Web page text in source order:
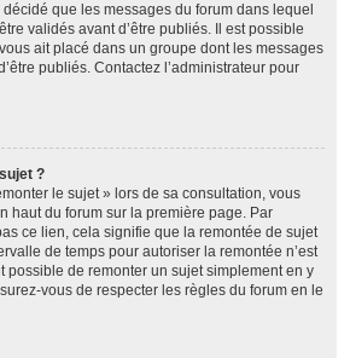
décidé que les messages du forum dans lequel
validés avant d’être publiés. Il est possible
ait placé dans un groupe dont les messages
publiés. Contactez l’administrateur pour
?
le sujet » lors de sa consultation, vous
haut du forum sur la première page. Par
ce lien, cela signifie que la remontée de sujet
de temps pour autoriser la remontée n’est
possible de remonter un sujet simplement en y
vous de respecter les règles du forum en le